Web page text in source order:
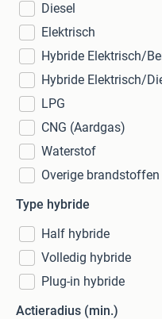
Diesel
Elektrisch
Hybride Elektrisch/
Hybride Elektrisch/
LPG
CNG (Aardgas)
Waterstof
Overige brandstoffen
Type hybride
Half hybride
Volledig hybride
Plug-in hybride
Actieradius (min.)